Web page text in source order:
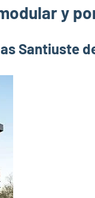
y
Santiuste